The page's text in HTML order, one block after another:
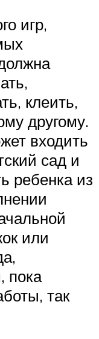
игр,
клеить,
другому.
входить
сад и
ребенка из
или
пока
так